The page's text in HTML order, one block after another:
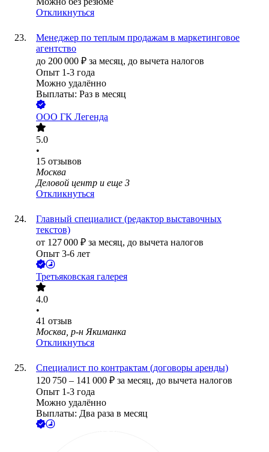
Откликнуться
Менеджер по теплым продажам в маркетинговое
агентство
до 200 000 ₽ за месяц, до вычета налогов
Опыт 1-3 года
Можно удалённо
Выплаты: Раз в месяц
ООО ГК Легенда
5.0
•
15 отзывов
Москва
Деловой центр и еще 3
Откликнуться
Главный специалист (редактор выставочных
текстов)
от 127 000 ₽ за месяц, до вычета налогов
Опыт 3-6 лет
Третьяковская галерея
4.0
•
41 отзыв
Москва, р-н Якиманка
Откликнуться
Специалист по контрактам (договоры аренды)
120 750 – 141 000 ₽ за месяц, до вычета налогов
Опыт 1-3 года
Можно удалённо
Выплаты: Два раза в месяц